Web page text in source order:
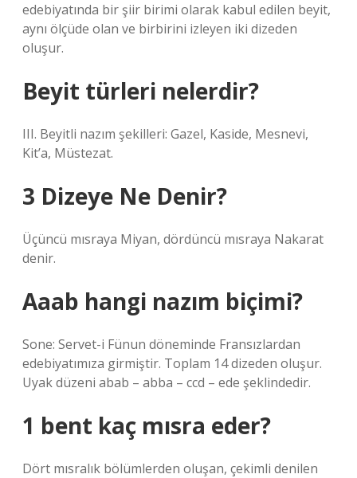
edebiyatında bir şiir birimi olarak kabul edilen beyit,
aynı ölçüde olan ve birbirini izleyen iki dizeden
oluşur.
Beyit türleri nelerdir?
III. Beyitli nazım şekilleri: Gazel, Kaside, Mesnevi,
Kit’a, Müstezat.
3 Dizeye Ne Denir?
Üçüncü mısraya Miyan, dördüncü mısraya Nakarat
denir.
Aaab hangi nazım biçimi?
Sone: Servet-i Fünun döneminde Fransızlardan
edebiyatımıza girmiştir. Toplam 14 dizeden oluşur.
Uyak düzeni abab – abba – ccd – ede şeklindedir.
1 bent kaç mısra eder?
Dört mısralık bölümlerden oluşan, çekimli denilen